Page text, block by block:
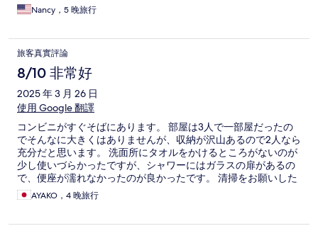
Nancy，5 晚旅行
旅客真實評論
8/10 非常好
2025 年 3 月 26 日
使用 Google 翻譯
コンビニがすぐそばにあります。 部屋は3人で一部屋だったの
でそんなに大きくはありませんが、収納が沢山あるので2人なら
充分だと思います。 洗面所にタオルをかけるところがないのが
少し使いづらかったですが、シャワーにはガラスの扉があるの
で、便座が濡れなかったのが良かったです。 清掃をお願いした
ら変えてもらえるタオルもフカフカです。 無料のお水がもらえ
るのも助かりました。 ヘアアイロンもあったので便利です。 総
AYAKO，4 晚旅行